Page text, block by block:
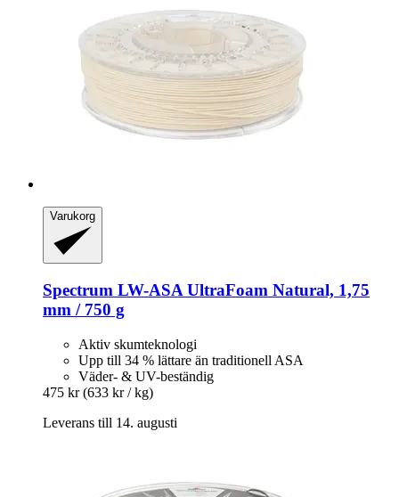
Varukorg
Spectrum LW-​ASA UltraFoam Natural, 1,75
mm / 750 g
Aktiv skumteknologi
Upp till 34 % lättare än traditionell ASA
Väder- & UV-beständig
475 kr (633 kr / kg)
Leverans till 14. augusti